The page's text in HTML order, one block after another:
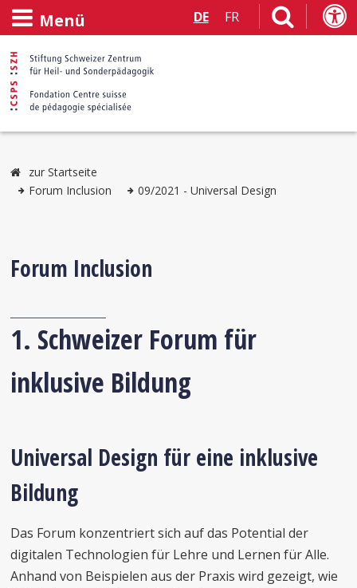
Menü DE FR
zur Startseite
Forum Inclusion
09/2021 - Universal Design
Forum Inclusion
1. Schweizer Forum für
inklusive Bildung
Universal Design für eine inklusive
Bildung
Das Forum konzentriert sich auf das Potential der
digitalen Technologien für Lehre und Lernen für Alle.
Anhand von Beispielen aus der Praxis wird gezeigt, wie